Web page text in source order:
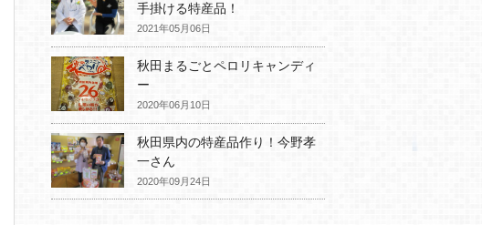
手掛ける特産品！
2021年05月06日
秋田まるごとペロリキャンディ
ー
2020年06月10日
秋田県内の特産品作り！今野孝
一さん
2020年09月24日